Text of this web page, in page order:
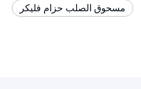
مسحوق الصلب حزام فليكر